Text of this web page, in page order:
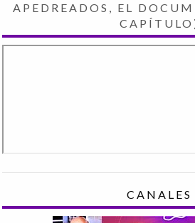
APEDREADOS, EL
CANALES